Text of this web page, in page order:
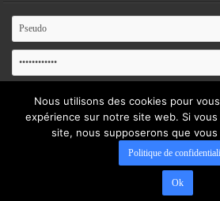
Se souvenir de moi
Mot de passe oublié ?
Nous utilisons des cookies pour
expérience sur notre site web. Si
site, nous supposerons que
Politique de
Ok